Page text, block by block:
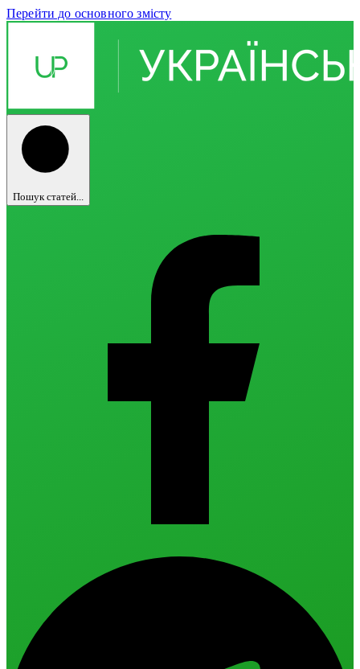
Перейти до основного змісту
Пошук статей...